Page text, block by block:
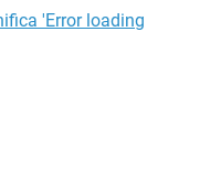
'Error loading